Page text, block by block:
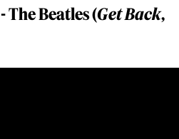
- The Beatles (Get Back,